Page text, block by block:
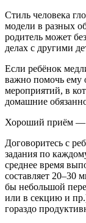
Стиль человека
модели в разных
родитель может
делах с другими
Если ребёнок
важно помочь ему
мероприятий, в
домашние
Хороший приём —
Договоритесь с
задания по
среднее время
составляет 20–30
бы небольшой
или в секцию и
гораздо